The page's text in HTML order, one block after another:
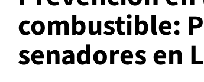
combustible:
senadores en